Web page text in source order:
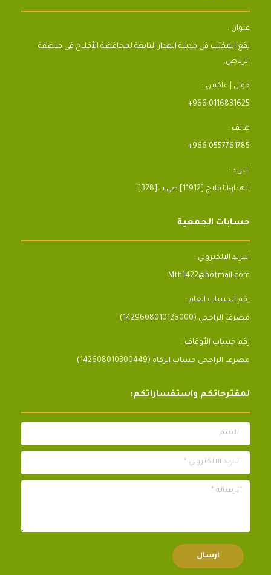
عنوان :
يقع المكتب فى مدينة الهدار التابعة لمحافظة الأفلاج فى منطقة
الرياض.
جوال | فاكس :
+966 0116831625
هاتف :
+966 0557761785
البريد :
[328]الهدار-الأفلاج [11912] ص.ب
حسابات الجمعية
البريد الالكتروني :
Mth1422@hotmail.com
رقم الحساب العام :
مصرف الراجحي (1429608010126000)
رقم حساب الأوقاف :
مصرف الراجحى حساب الزكاة (142608010300449)
لمقترحاتكم واستفساراتكم:
الاسم
البريد الالكتروني *
الرسالة *